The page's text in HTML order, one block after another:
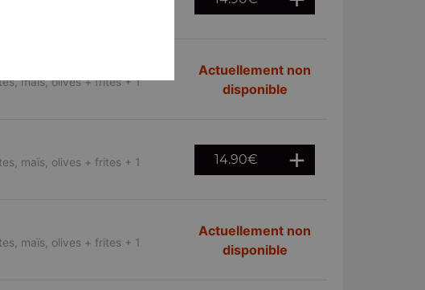
maïs, olives + frites + 1
Actuellement non
disponible
maïs, olives + frites + 1
14.90€
maïs, olives + frites + 1
Actuellement non
disponible